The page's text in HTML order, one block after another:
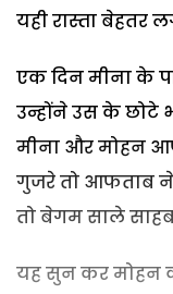
यही रास्ता बेहतर
एक दिन मीना के
उन्होंने उस के छोटे
मीना और मोहन
गुजरे तो आफताब ने
तो बेगम साले
यह सुन कर मोहन